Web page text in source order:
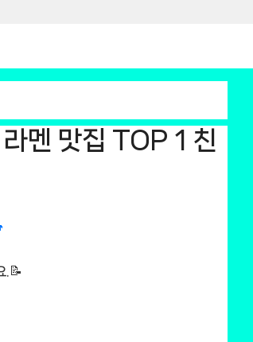
멘 맛집 TOP 1 친
.📝